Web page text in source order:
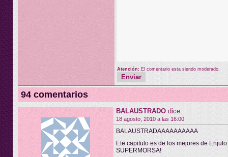
Atención: El comentario esta siendo moderado.
94 comentarios
BALAUSTRADO dice:
18 agosto, 2010 a las 16:00
BALAUSTRADAAAAAAAAAA
Ete capitulo es de los mejores de
SUPERMORSA!